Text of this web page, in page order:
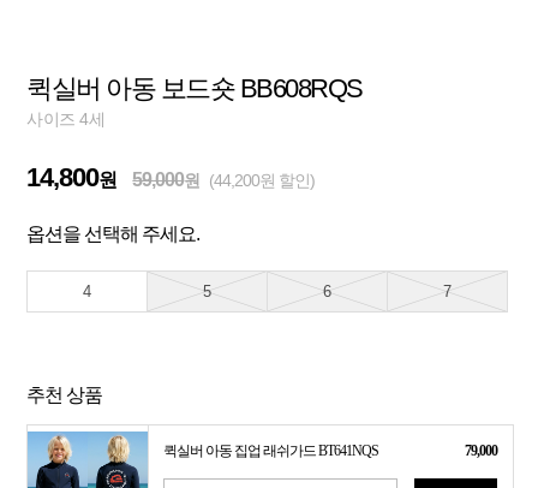
퀵실버 아동 보드숏 BB608RQS
사이즈 4세
14,800원 59,000원 (44,200원 할인)
옵션을 선택해 주세요.
4 5 6 7
추천 상품
퀵실버 아동 집업 래쉬가드 BT641NQS 79,000